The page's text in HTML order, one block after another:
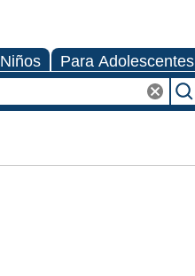
Para Adolescentes